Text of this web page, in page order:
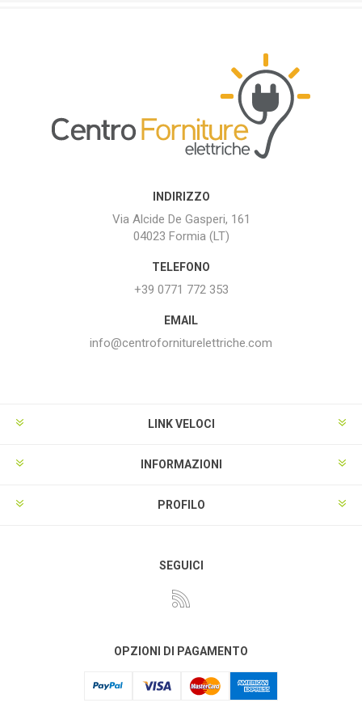
INDIRIZZO
Via Alcide De Gasperi, 161
04023 Formia (LT)
TELEFONO
+39 0771 772 353
EMAIL
info@centroforniturelettriche.com
LINK VELOCI
INFORMAZIONI
PROFILO
SEGUICI
OPZIONI DI PAGAMENTO